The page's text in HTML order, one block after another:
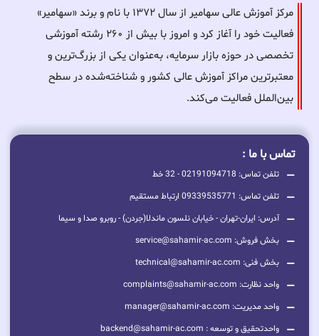
مرکز آموزش عالی سهامیر از سال ۱۳۷۲ با نام و برند «سهامیر»
فعالیت خود را آغاز کرد و امروز با بیش از ۲۶۰ رشته آموزشی
تخصصی در حوزه بازار سرمایه، به‌عنوان یکی از بزرگ‌ترین و
معتبرترین مراکز آموزش عالی کشور و شناخته‌شده در سطح
بین‌الملل فعالیت می‌کند.
تماس با ما :
تلفن تماس: 02191094718 - 32 خط
تلفن تماس: 09339535771 ارتباط مستقیم
آدرس: ایران-تهران - خیابان نلسون ماندلا(جردن) - روبرو صدا و سیما
بخش فروش: service@sahamir-ac.com
بخش فنی: technical@sahamir-ac.com
واحد نظارت: complaints@sahamir-ac.com
واحد مدیریت: manager@sahamir-ac.com
واحدتحقیق و توسعه : backend@sahamir-ac.com